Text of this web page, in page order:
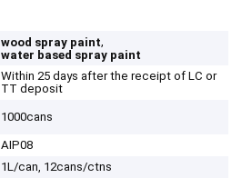
wood spray paint,
water based spray paint
Within 25 days after the receipt of LC or
TT deposit
1000cans
AIP08
1L/can, 12cans/ctns